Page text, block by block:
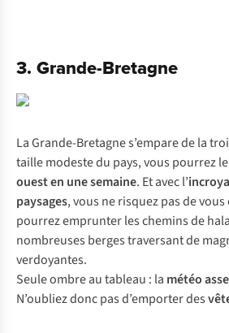
3. Grande-Bretagne
La Grande-Bretagne s’empare de la
taille modeste du pays, vous pourrez le
ouest en une semaine. Et avec l’
paysages, vous ne risquez pas de
pourrez emprunter les chemins de
nombreuses berges traversant de
verdoyantes.
Seule ombre au tableau : la météo
N’oubliez donc pas d’emporter des